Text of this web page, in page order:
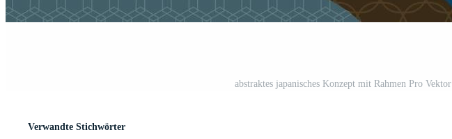
abstraktes japanisches Konzept mit Rahmen Pro Vektor
Verwandte Stichwörter